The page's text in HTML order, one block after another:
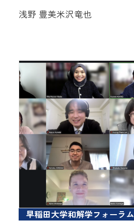
浅野 豊美米沢竜也
早稲田大学和解学フォーラム